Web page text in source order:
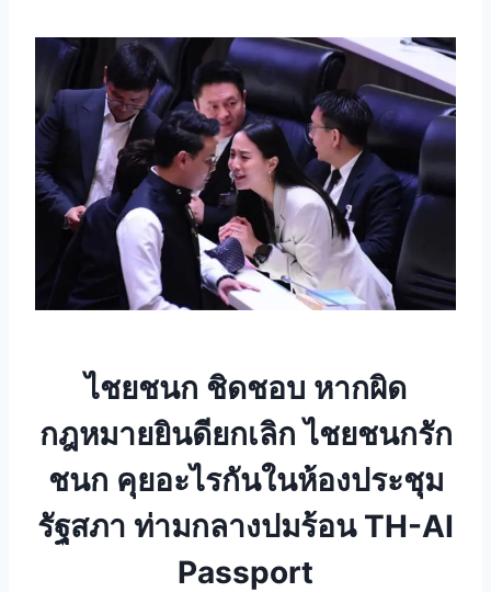
ไชยชนก ชิดชอบ หากผิด
กฎหมายยินดียกเลิก ไชยชนกรัก
ชนก คุยอะไรกันในห้องประชุม
รัฐสภา ท่ามกลางปมร้อน TH-AI
Passport